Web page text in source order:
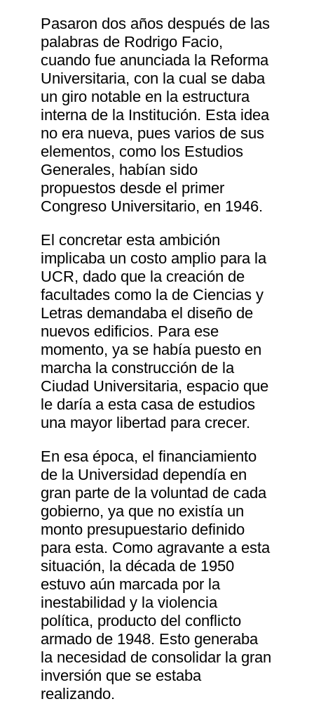
Pasaron dos años después de las
palabras de Rodrigo Facio,
cuando fue anunciada la Reforma
Universitaria, con la cual se daba
un giro notable en la estructura
interna de la Institución. Esta idea
no era nueva, pues varios de sus
elementos, como los Estudios
Generales, habían sido
propuestos desde el primer
Congreso Universitario, en 1946.
El concretar esta ambición
implicaba un costo amplio para la
UCR, dado que la creación de
facultades como la de Ciencias y
Letras demandaba el diseño de
nuevos edificios. Para ese
momento, ya se había puesto en
marcha la construcción de la
Ciudad Universitaria, espacio que
le daría a esta casa de estudios
una mayor libertad para crecer.
En esa época, el financiamiento
de la Universidad dependía en
gran parte de la voluntad de cada
gobierno, ya que no existía un
monto presupuestario definido
para esta. Como agravante a esta
situación, la década de 1950
estuvo aún marcada por la
inestabilidad y la violencia
política, producto del conflicto
armado de 1948. Esto generaba
la necesidad de consolidar la gran
inversión que se estaba
realizando.